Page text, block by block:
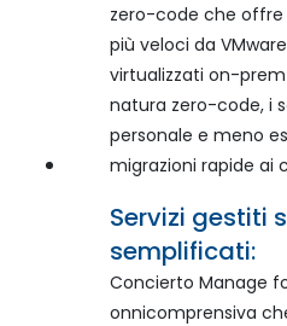
zero-code che offre
più veloci da
virtualizzati on-
natura zero-code, i
personale e meno
migrazioni rapide ai
Servizi gestiti
semplificati:
Concierto Manage
onnicomprensiva